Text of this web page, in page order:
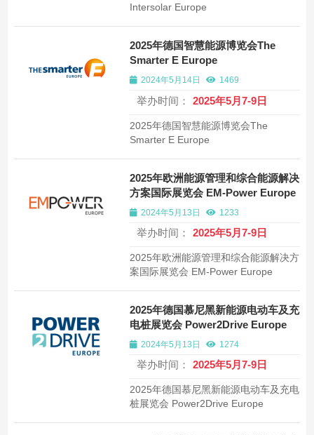
Intersolar Europe
2025年德国智慧能源博览会The
Smarter E Europe
2024年5月14日 1469
举办时间： 2025年5月7-9日
2025年德国智慧能源博览会The
Smarter E Europe
2025年欧洲能源管理和综合能源解决
方案国际展览会 EM-Power Europe
2024年5月13日 1233
举办时间： 2025年5月7-9日
2025年欧洲能源管理和综合能源解决方
案国际展览会 EM-Power Europe
2025年德国慕尼黑新能源电动车及充
电桩展览会 Power2Drive Europe
2024年5月13日 1274
举办时间： 2025年5月7-9日
2025年德国慕尼黑新能源电动车及充电
桩展览会 Power2Drive Europe